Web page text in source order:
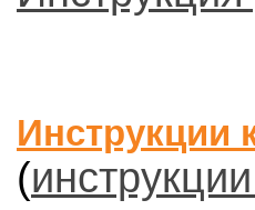
Инструкции
(